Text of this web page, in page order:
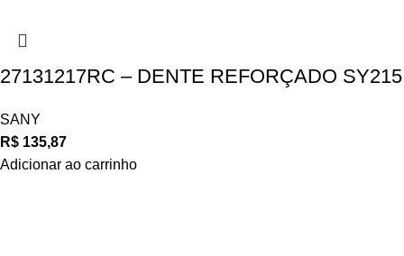
27131217RC – DENTE REFORÇADO SY215
SANY
R$ 135,87
Adicionar ao carrinho